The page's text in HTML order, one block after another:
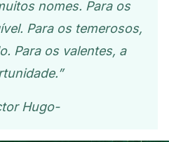
nomes. Para os
Para os temerosos,
Para os valentes, a
Hugo-